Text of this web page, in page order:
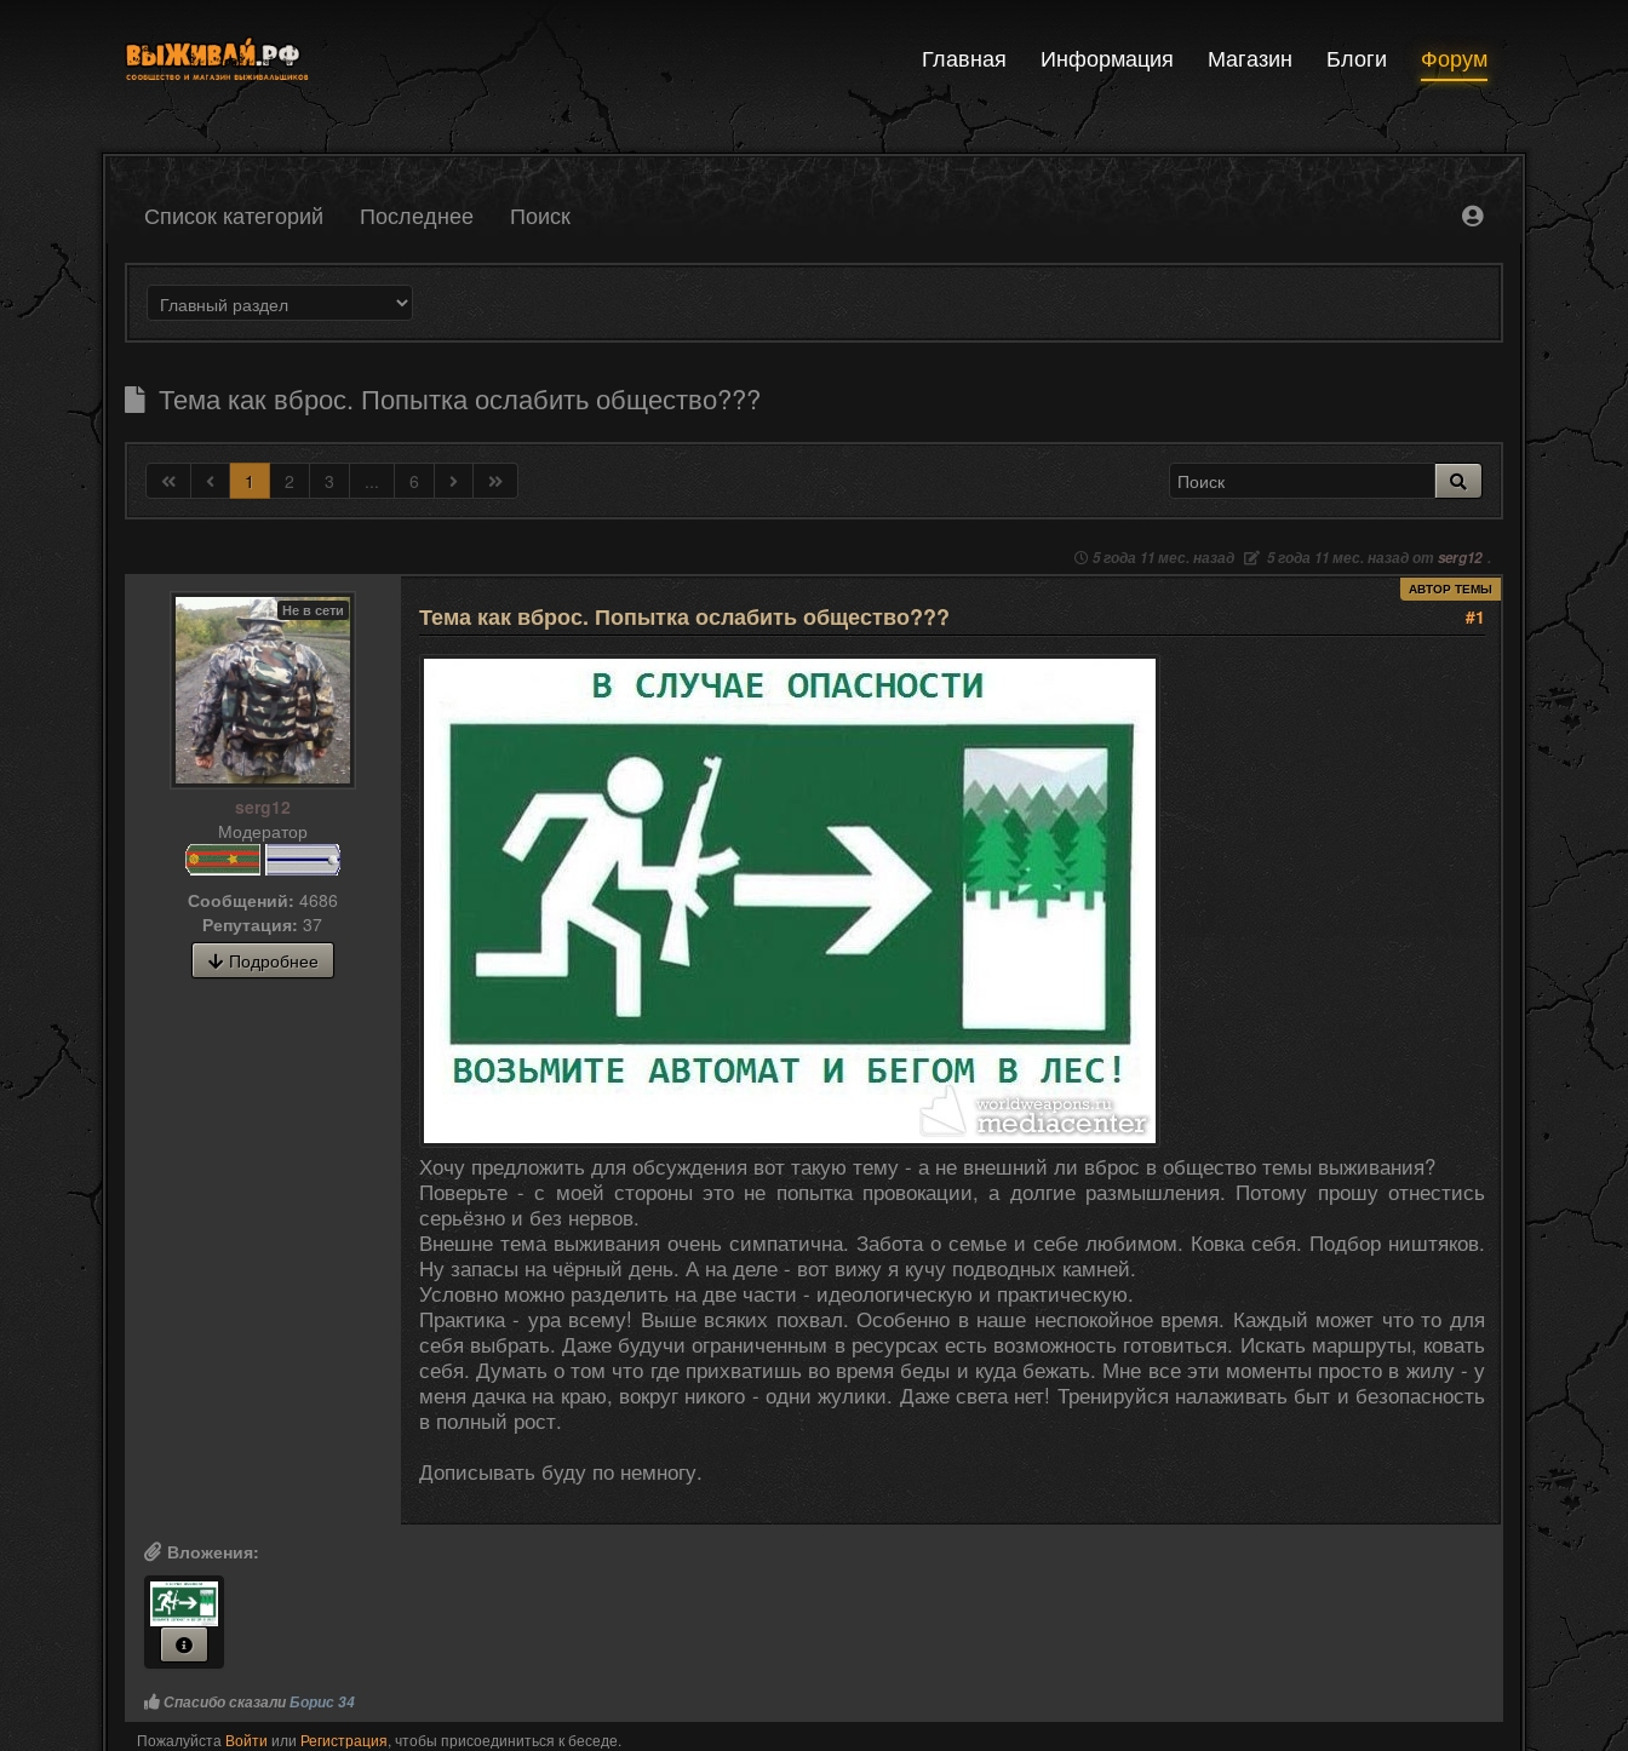
Главная Информация Магазин Блоги Форум
Список категорий Последнее Поиск
Тема как вброс. Попытка ослабить общество???
1 2 3 ... 6
5 года 11 мес. назад 5 года 11 мес. назад от serg12 .
Не в сети
serg12
Модератор
Сообщений: 4686
Репутация: 37
Подробнее
АВТОР ТЕМЫ
Тема как вброс. Попытка ослабить общество??? #1
Хочу предложить для обсуждения вот такую тему - а не внешний ли вброс в общество темы выживания?
Поверьте - с моей стороны это не попытка провокации, а долгие размышления. Потому прошу отнестись
серьёзно и без нервов.
Внешне тема выживания очень симпатична. Забота о семье и себе любимом. Ковка себя. Подбор ништяков.
Ну запасы на чёрный день. А на деле - вот вижу я кучу подводных камней.
Условно можно разделить на две части - идеологическую и практическую.
Практика - ура всему! Выше всяких похвал. Особенно в наше неспокойное время. Каждый может что то для
себя выбрать. Даже будучи ограниченным в ресурсах есть возможность готовиться. Искать маршруты, ковать
себя. Думать о том что где прихватишь во время беды и куда бежать. Мне все эти моменты просто в жилу - у
меня дачка на краю, вокруг никого - одни жулики. Даже света нет! Тренируйся налаживать быт и безопасность
в полный рост.
Дописывать буду по немногу.
Вложения:
Спасибо сказалиБорис 34
Пожалуйста Войти или Регистрация, чтобы присоединиться к беседе.